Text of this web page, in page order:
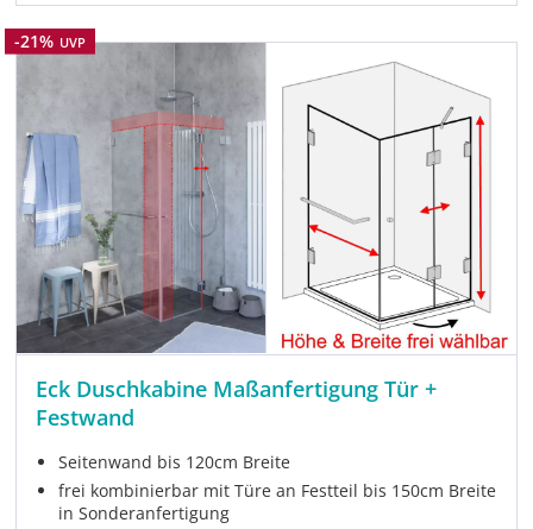
Rabatt
-21% UVP
Eck Duschkabine Maßanfertigung Tür +
Festwand
Seitenwand bis 120cm Breite
frei kombinierbar mit Türe an Festteil bis 150cm Breite
in Sonderanfertigung